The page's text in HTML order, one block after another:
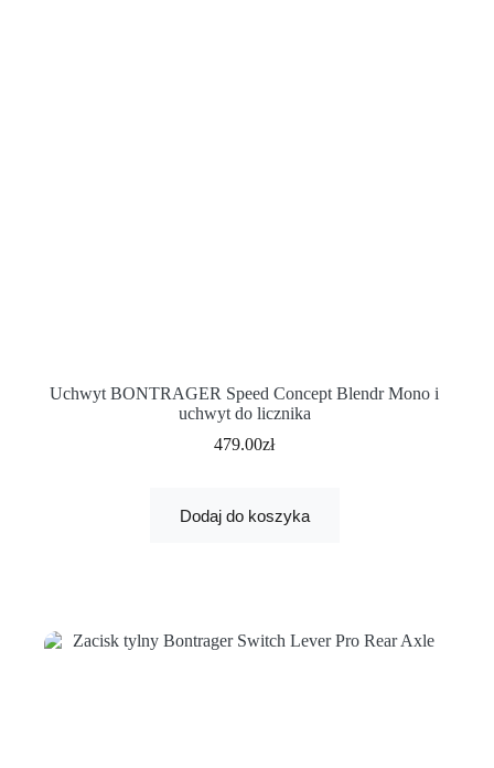
Uchwyt BONTRAGER Speed ​​Concept Blendr Mono i
uchwyt do licznika
479.00zł
Dodaj do koszyka